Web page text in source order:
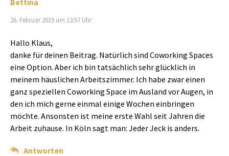
26. Februar 2015 um 13:57 Uhr
Hallo Klaus,
danke für deinen Beitrag. Natürlich sind Coworking Spaces
eine Option. Aber ich bin tatsächlich sehr glücklich in
meinem häuslichen Arbeitszimmer. Ich habe zwar einen
ganz speziellen Coworking Space im Ausland vor Augen, in
den ich mich gerne einmal einige Wochen einbringen
möchte. Ansonsten ist meine erste Wahl seit Jahren die
Arbeit zuhause. In Köln sagt man: Jeder Jeck is anders.
Antworten